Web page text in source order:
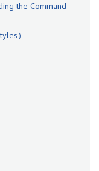
the Command
）